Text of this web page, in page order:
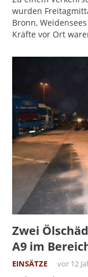
wurden
Bronn,
Kräfte vor Ort
Zwei
A9 im
EINSÄTZE vor 12